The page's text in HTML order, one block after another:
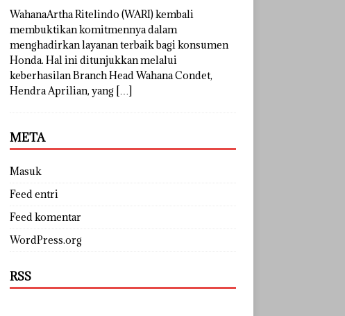
WahanaArtha Ritelindo (WARI) kembali
membuktikan komitmennya dalam
menghadirkan layanan terbaik bagi konsumen
Honda. Hal ini ditunjukkan melalui
keberhasilan Branch Head Wahana Condet,
Hendra Aprilian, yang […]
META
Masuk
Feed entri
Feed komentar
WordPress.org
RSS